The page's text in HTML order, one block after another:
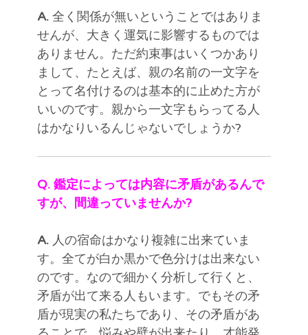
A. 全く関係が無いということではありま
せんが、大きく運気に影響するものでは
ありません。ただ約束事はいくつかあり
まして、たとえば、親の名前の一文字を
とって名付けるのは基本的に止めた方が
いいのです。親から一文字もらってる人
はかなりいるんじゃないでしょうか?
Q. 鑑定によっては内容に矛盾があるんで
すが、間違っていませんか?
A. 人の宿命はかなり複雑に出来ていま
す。全てが白か黒かで色分けは出来ない
のです。なので細かく分析して行くと、
矛盾が出て来る人もいます。でもその矛
盾が現実の私たちであり、その矛盾があ